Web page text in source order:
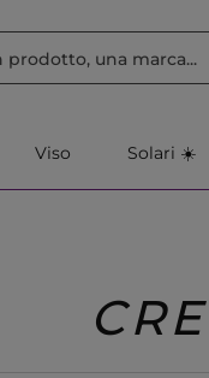
Viso Solari ☀️